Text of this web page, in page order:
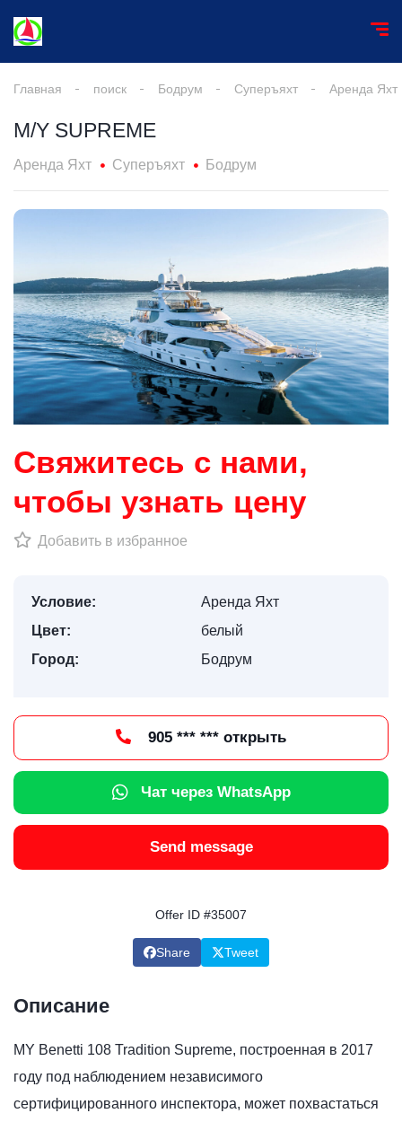
Главная поиск Бодрум Суперъяхт Аренда Яхт
M/Y SUPREME
Аренда Яхт Суперъяхт Бодрум
Свяжитесь с нами,
чтобы узнать цену
Добавить в избранное
Условие:
Аренда Яхт
Цвет:
белый
Город:
Бодрум
905 *** *** открыть
Чат через WhatsApp
Send message
Offer ID #35007
Share Tweet
Описание
MY Benetti 108 Tradition Supreme, построенная в 2017
году под наблюдением независимого
сертифицированного инспектора, может похвастаться